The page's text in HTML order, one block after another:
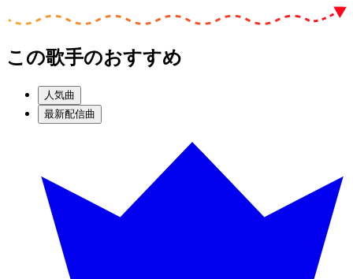
この歌手のおすすめ
人気曲
最新配信曲